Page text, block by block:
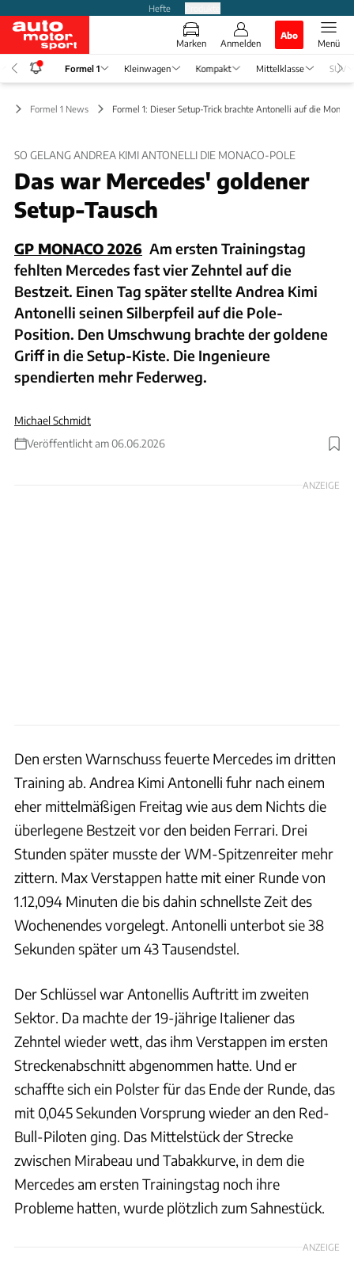
Hefte
Marken Anmelden
Abo
Menü
Formel 1 Kleinwagen Kompakt Mittelklasse SUV
Formel 1 News Formel 1: Dieser Setup-Trick brachte Antonelli auf die
SO GELANG ANDREA KIMI ANTONELLI DIE MONACO-POLE
Das war Mercedes' goldener
Setup-Tausch
GP MONACO 2026 Am ersten Trainingstag
fehlten Mercedes fast vier Zehntel auf die
Bestzeit. Einen Tag später stellte Andrea Kimi
Antonelli seinen Silberpfeil auf die Pole-
Position. Den Umschwung brachte der goldene
Griff in die Setup-Kiste. Die Ingenieure
spendierten mehr Federweg.
Michael Schmidt
Veröffentlicht am 06.06.2026
Foto: Bryn Lennon - Formula 1/Formula 1 via Getty Images
ANZEIGE
Den ersten Warnschuss feuerte Mercedes im dritten
Training ab. Andrea Kimi Antonelli fuhr nach einem
eher mittelmäßigen Freitag wie aus dem Nichts die
überlegene Bestzeit vor den beiden Ferrari. Drei
Stunden später musste der WM-Spitzenreiter mehr
zittern. Max Verstappen hatte mit einer Runde von
1.12,094 Minuten die bis dahin schnellste Zeit des
Wochenendes vorgelegt. Antonelli unterbot sie 38
Sekunden später um 43 Tausendstel.
Der Schlüssel war Antonellis Auftritt im zweiten
Sektor. Da machte der 19-jährige Italiener das
Zehntel wieder wett, das ihm Verstappen im ersten
Streckenabschnitt abgenommen hatte. Und er
schaffte sich ein Polster für das Ende der Runde, das
mit 0,045 Sekunden Vorsprung wieder an den Red-
Bull-Piloten ging. Das Mittelstück der Strecke
zwischen Mirabeau und Tabakkurve, in dem die
Mercedes am ersten Trainingstag noch ihre
Probleme hatten, wurde plötzlich zum Sahnestück.
ANZEIGE